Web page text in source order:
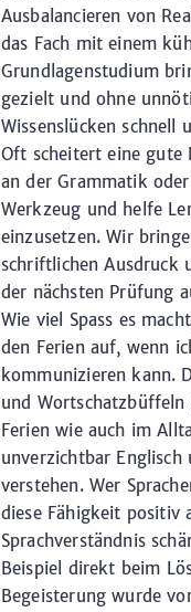
Ausbalancieren von
das Fach mit einem
Grundlagenstudium
gezielt und ohne
Wissenslücken schnell
Oft scheitert eine gute
an der Grammatik
Werkzeug und helfe
einzusetzen. Wir
schriftlichen Ausdruck
der nächsten Prüfung
Wie viel Spass es
den Ferien auf, wenn
kommunizieren kann.
und
Ferien wie auch im
unverzichtbar
verstehen. Wer
diese Fähigkeit positiv
Sprachverständnis
Beispiel direkt beim
Begeisterung wurde